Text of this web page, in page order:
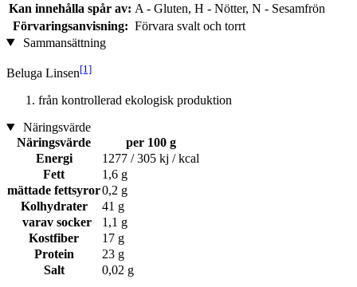
Kan innehålla spår av: A - Gluten, H - Nötter, N - Sesamfrön
Förvaringsanvisning: Förvara svalt och torrt
Sammansättning
Beluga Linsen[1]
från kontrollerad ekologisk produktion
Näringsvärde
Näringsvärde
per 100 g
Energi
1277 / 305 kj / kcal
Fett
1,6 g
mättade fettsyror0,2 g
Kolhydrater
41 g
varav socker
1,1 g
Kostfiber
17 g
Protein
23 g
Salt
0,02 g